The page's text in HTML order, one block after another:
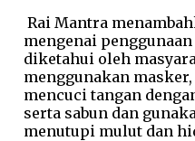
Rai Mantra
mengenai
diketahui oleh
menggunakan
mencuci tangan
serta sabun dan
menutupi mulut dan